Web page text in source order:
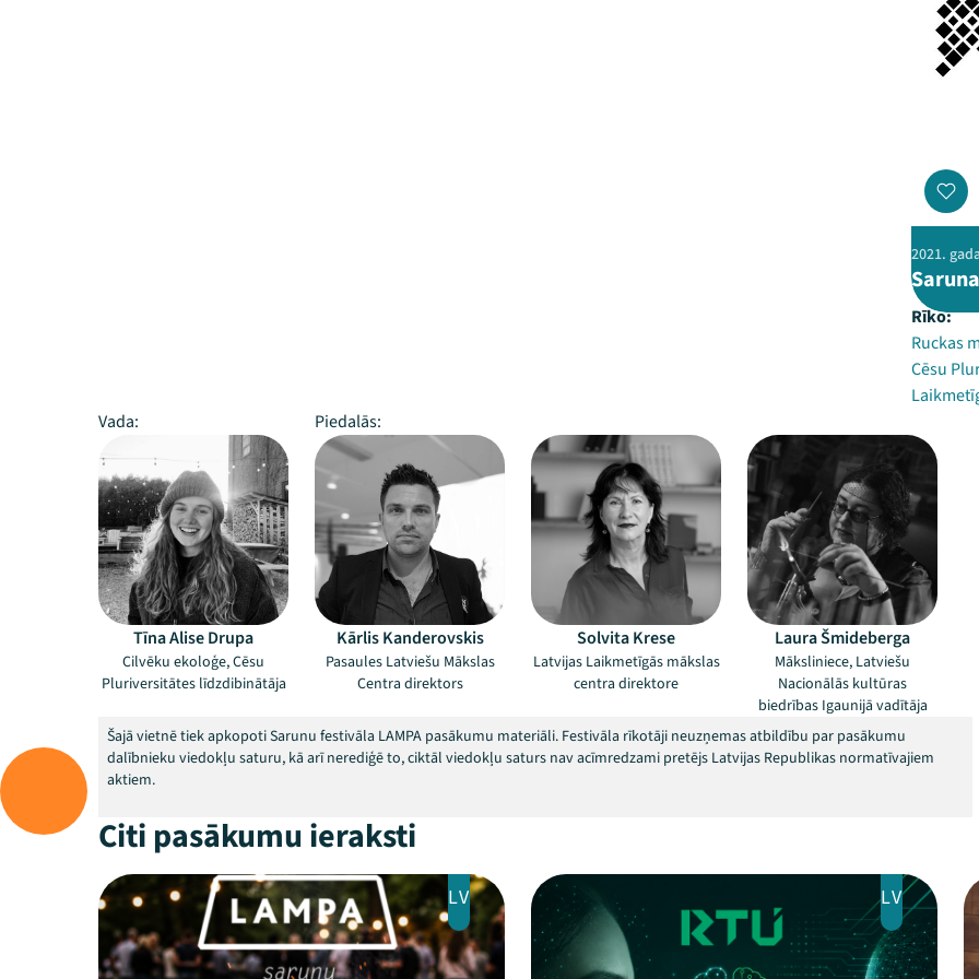
2021.
Rīko:
Ruckas
Cēsu
Vada:
Piedalās:
Tīna Alise Drupa
Cilvēku ekoloģe, Cēsu
Pluriversitātes līdzdibinātāja
Kārlis Kanderovskis
Pasaules Latviešu Mākslas
Centra direktors
Solvita Krese
Latvijas Laikmetīgās mākslas
centra direktore
Laura Šmideberga
Māksliniece, Latviešu
Nacionālās kultūras
biedrības Igaunijā vadītāja
Šajā vietnē tiek apkopoti Sarunu festivāla LAMPA pasākumu materiāli. Festivāla rīkotāji neuzņemas atbildību par pasākumu
dalībnieku viedokļu saturu, kā arī nerediģē to, ciktāl viedokļu saturs nav acīmredzami pretējs Latvijas Republikas normatīvajiem
aktiem.
Citi pasākumu ieraksti
LV LV